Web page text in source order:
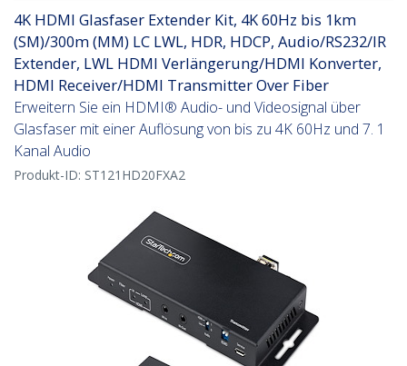
4K HDMI Glasfaser Extender Kit, 4K 60Hz bis 1km
(SM)/300m (MM) LC LWL, HDR, HDCP, Audio/RS232/IR
Extender, LWL HDMI Verlängerung/HDMI Konverter,
HDMI Receiver/HDMI Transmitter Over Fiber
Erweitern Sie ein HDMI® Audio- und Videosignal über
Glasfaser mit einer Auflösung von bis zu 4K 60Hz und 7. 1
Kanal Audio
Produkt-ID: ST121HD20FXA2